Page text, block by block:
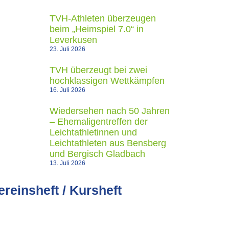
TVH-Athleten überzeugen
beim „Heimspiel 7.0“ in
Leverkusen
23. Juli 2026
TVH überzeugt bei zwei
hochklassigen Wettkämpfen
16. Juli 2026
Wiedersehen nach 50 Jahren
– Ehemaligentreffen der
Leichtathletinnen und
Leichtathleten aus Bensberg
und Bergisch Gladbach
13. Juli 2026
/ Kursheft